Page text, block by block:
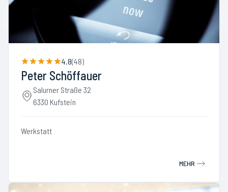
4.8(48)
Peter Schöffauer
Salurner Straße 32
6330 Kufstein
Werkstatt
MEHR